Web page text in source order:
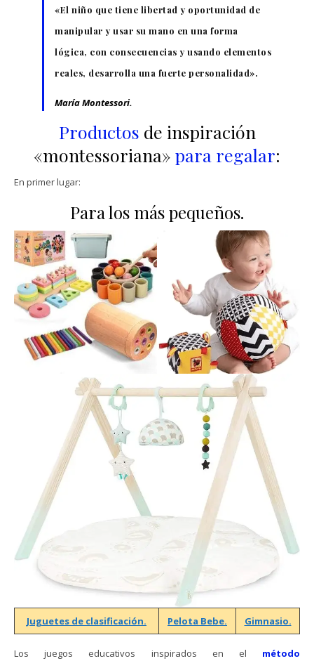
«El niño que tiene libertad y oportunidad de
manipular y usar su mano en una forma
lógica, con consecuencias y usando elementos
reales, desarrolla una fuerte personalidad».
María Montessori.
Productos de inspiración
«montessoriana» para regalar:
En primer lugar:
Para los más pequeños.
Juguetes de clasificación. Pelota Bebe. Gimnasio.
Los juegos educativos inspirados en el
método